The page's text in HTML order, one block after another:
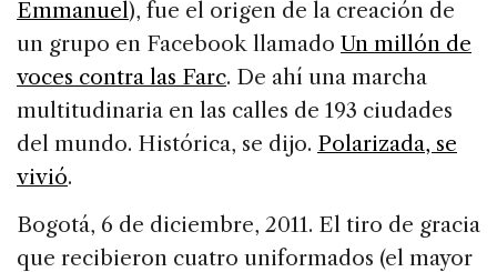
k
Emmanuel), fue el origen de la creación de
un grupo en Facebook llamado Un millón de
voces contra las Farc. De ahí una marcha
multitudinaria en las calles de 193 ciudades
del mundo. Histórica, se dijo. Polarizada, se
vivió.
Bogotá, 6 de diciembre, 2011. El tiro de gracia
que recibieron cuatro uniformados (el mayor